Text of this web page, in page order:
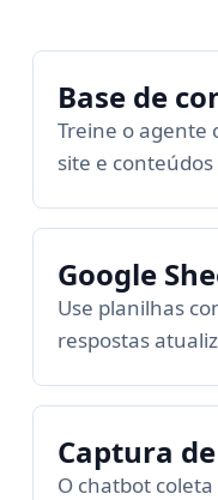
Base de
Treine o agente
site e
Google
Use planilhas
respostas
Captura
O chatbot